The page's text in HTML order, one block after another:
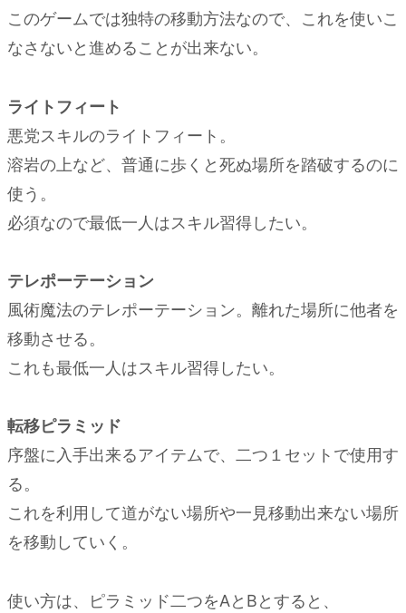
このゲームでは独特の移動方法なので、これを使いこ
なさないと進めることが出来ない。
ライトフィート
悪党スキルのライトフィート。
溶岩の上など、普通に歩くと死ぬ場所を踏破するのに
使う。
必須なので最低一人はスキル習得したい。
テレポーテーション
風術魔法のテレポーテーション。離れた場所に他者を
移動させる。
これも最低一人はスキル習得したい。
転移ピラミッド
序盤に入手出来るアイテムで、二つ１セットで使用す
る。
これを利用して道がない場所や一見移動出来ない場所
を移動していく。
使い方は、ピラミッド二つをAとBとすると、